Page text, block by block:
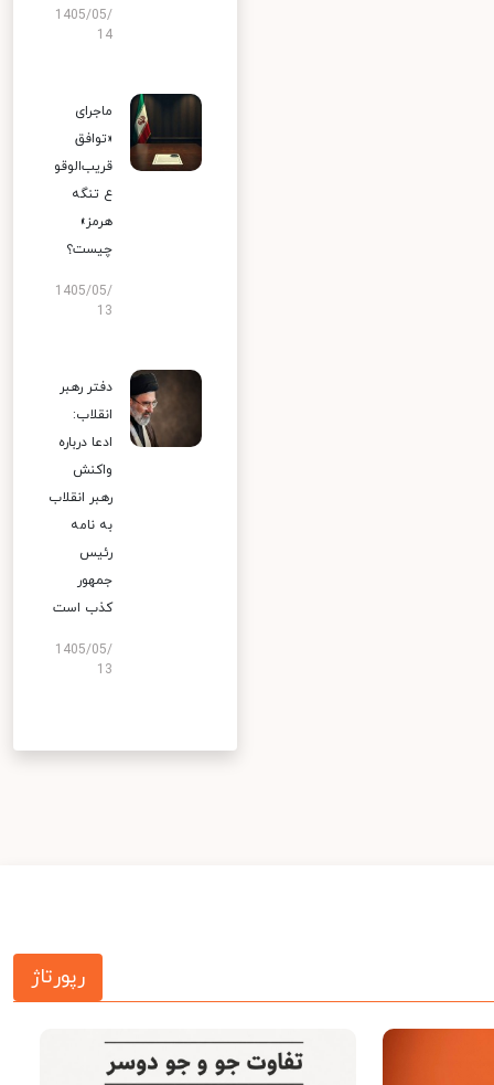
1405/05/
14
ماجرای
«توافق
قریب‌الوقو
ع تنگه
هرمز»
چیست؟
1405/05/
13
دفتر رهبر
انقلاب:
ادعا درباره
واکنش
رهبر انقلاب
به نامه
رئیس
جمهور
کذب است
1405/05/
13
رپورتاژ